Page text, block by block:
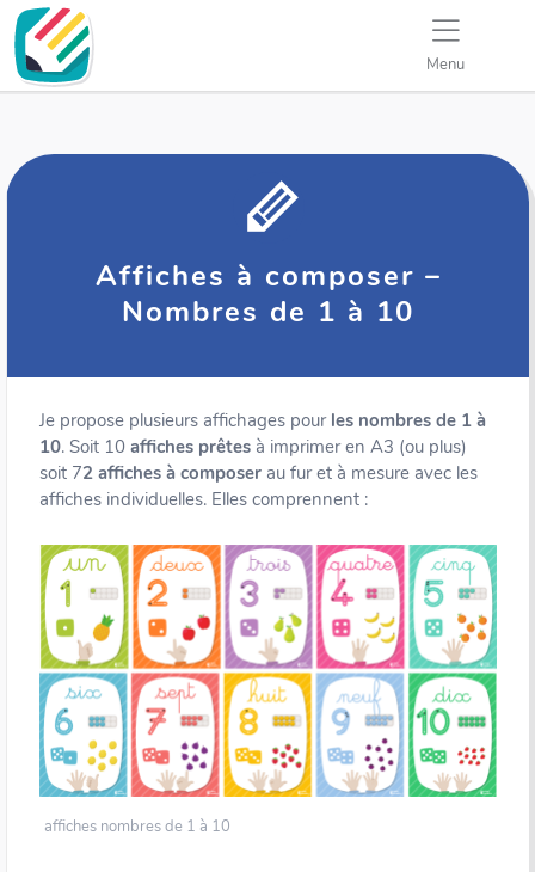
Menu
Affiches à composer –
Nombres de 1 à 10
Je propose plusieurs affichages pour les nombres de 1 à
10. Soit 10 affiches prêtes à imprimer en A3 (ou plus)
soit 72 affiches à composer au fur et à mesure avec les
affiches individuelles. Elles comprennent :
affiches nombres de 1 à 10